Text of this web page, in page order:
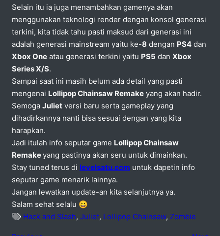
Selain itu ia juga menambahkan gamenya akan
menggunakan teknologi render dengan konsol generasi
terkini, kita tidak tahu pasti maksud dari generasi ini
adalah generasi mainstream yaitu ke-8 dengan PS4 dan
Xbox One atau generasi terkini yaitu PS5 dan Xbox
Series X/S.
Sampai saat ini masih belum ada detail yang pasti
mengenai Lollipop Chainsaw Remake yang akan hadir.
Semoga Juliet versi baru serta gameplay yang
dihadirkannya nanti bisa sesuai dengan yang kita
harapkan.
Jadi itulah info seputar game Lollipop Chainsaw
Remakeyang pastinya akan seru untuk dimainkan.
Stay tuned terus di levelsatu.com untuk dapetin info
seputar game menarik lainnya.
Jangan lewatkan update-an kita selanjutnya ya.
Salam sehat selalu 😀
Hack and Slash, Juliet, Lollipop Chainsaw, Zombie